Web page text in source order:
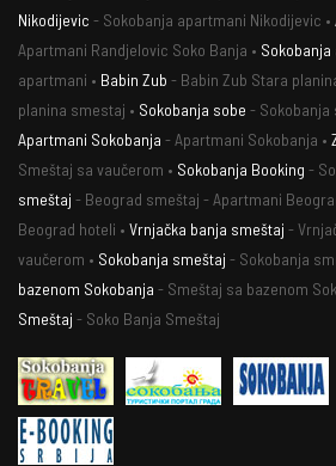
Nikodijevic - Sokobanja apartmani Nikodijevic •
Apartmani Randjelovic Soko Banja •
apartmani • Babin Zub - Babin Zub Stara
planina smestaj • Sokobanja sobe - Sokobanja
Apartmani Sokobanja - Apartmani Sokobanja •
Smeštaj sa vaučerom • Sokobanja Booking -
smeštaj - Beograd smeštaj - Apartmani
Beograd hoteli • Vrnjačka banja smeštaj -
vaučerom • Sokobanja smeštaj - Sokobanja
bazenom Sokobanja - Smeštaj sa bazenom
Smeštaj - Soko Banja Smeštaj